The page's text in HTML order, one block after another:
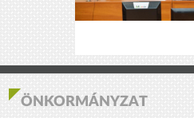
ÖNKORMÁNYZAT